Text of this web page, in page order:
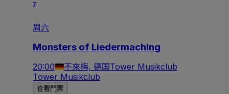
7
周六
Monsters of Liedermaching
20:00 不來梅, 德国Tower Musikclub
Tower Musikclub
查看門票